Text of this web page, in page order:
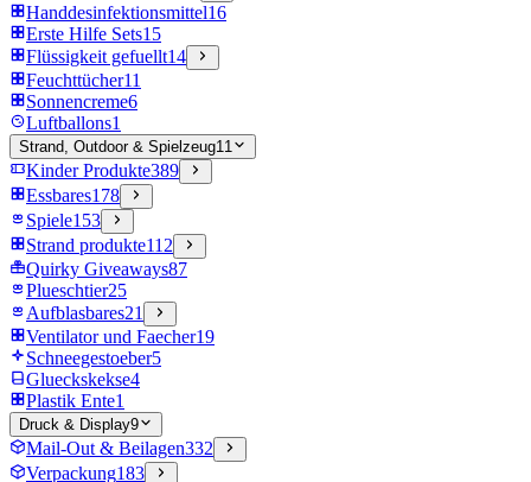
Handdesinfektionsmittel16
Erste Hilfe Sets15
Flüssigkeit gefuellt14
Feuchttücher11
Sonnencreme6
Luftballons1
Strand, Outdoor & Spielzeug11
Kinder Produkte389
Essbares178
Spiele153
Strand produkte112
Quirky Giveaways87
Plueschtier25
Aufblasbares21
Ventilator und Faecher19
Schneegestoeber5
Glueckskekse4
Plastik Ente1
Druck & Display9
Mail-Out & Beilagen332
Verpackung183